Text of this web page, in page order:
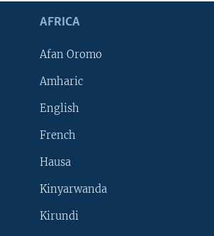
AFRICA
Afan Oromo
Amharic
English
French
Hausa
Kinyarwanda
Kirundi